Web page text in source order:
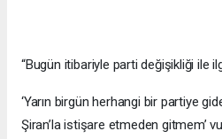
“Bugün itibariyle parti değişikliği ile
‘Yarın birgün herhangi bir partiye
Şiran’la istişare etmeden gitmem’